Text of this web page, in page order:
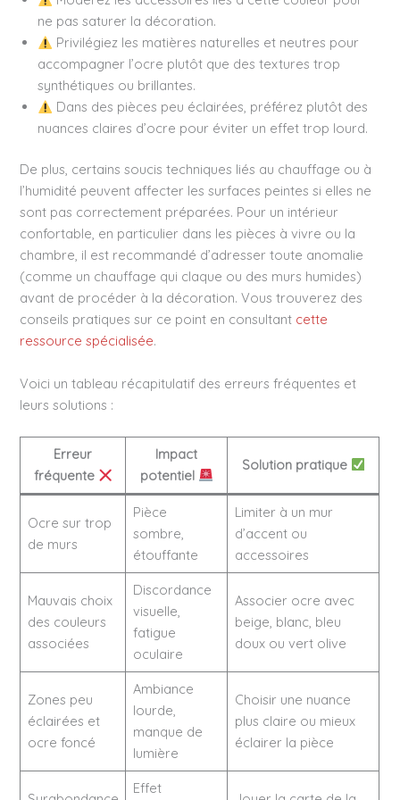
ne pas saturer la décoration.
Privilégiez les matières naturelles et neutres pour
accompagner l’ocre plutôt que des textures trop
synthétiques ou brillantes.
Dans des pièces peu éclairées, préférez plutôt des
nuances claires d’ocre pour éviter un effet trop lourd.
De plus, certains soucis techniques liés au chauffage ou à
l’humidité peuvent affecter les surfaces peintes si elles ne
sont pas correctement préparées. Pour un intérieur
confortable, en particulier dans les pièces à vivre ou la
chambre, il est recommandé d’adresser toute anomalie
(comme un chauffage qui claque ou des murs humides)
avant de procéder à la décoration. Vous trouverez des
conseils pratiques sur ce point en consultant cette
ressource spécialisée.
Voici un tableau récapitulatif des erreurs fréquentes et
leurs solutions :
Erreur
fréquente
Impact
potentiel
Solution pratique
Ocre sur trop
de murs
Pièce
sombre,
étouffante
Limiter à un mur
d’accent ou
accessoires
Mauvais choix
des couleurs
associées
Discordance
visuelle,
fatigue
oculaire
Associer ocre avec
beige, blanc, bleu
doux ou vert olive
Zones peu
éclairées et
ocre foncé
Ambiance
lourde,
manque de
lumière
Choisir une nuance
plus claire ou mieux
éclairer la pièce
Effet